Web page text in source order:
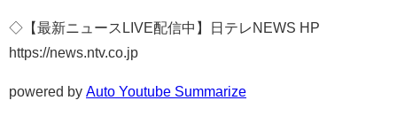
◇【最新ニュースLIVE配信中】日テレNEWS HP
https://news.ntv.co.jp
powered by Auto Youtube Summarize